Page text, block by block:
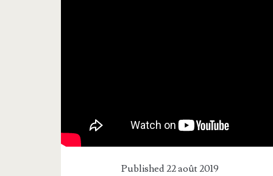
Published 22 août 2019